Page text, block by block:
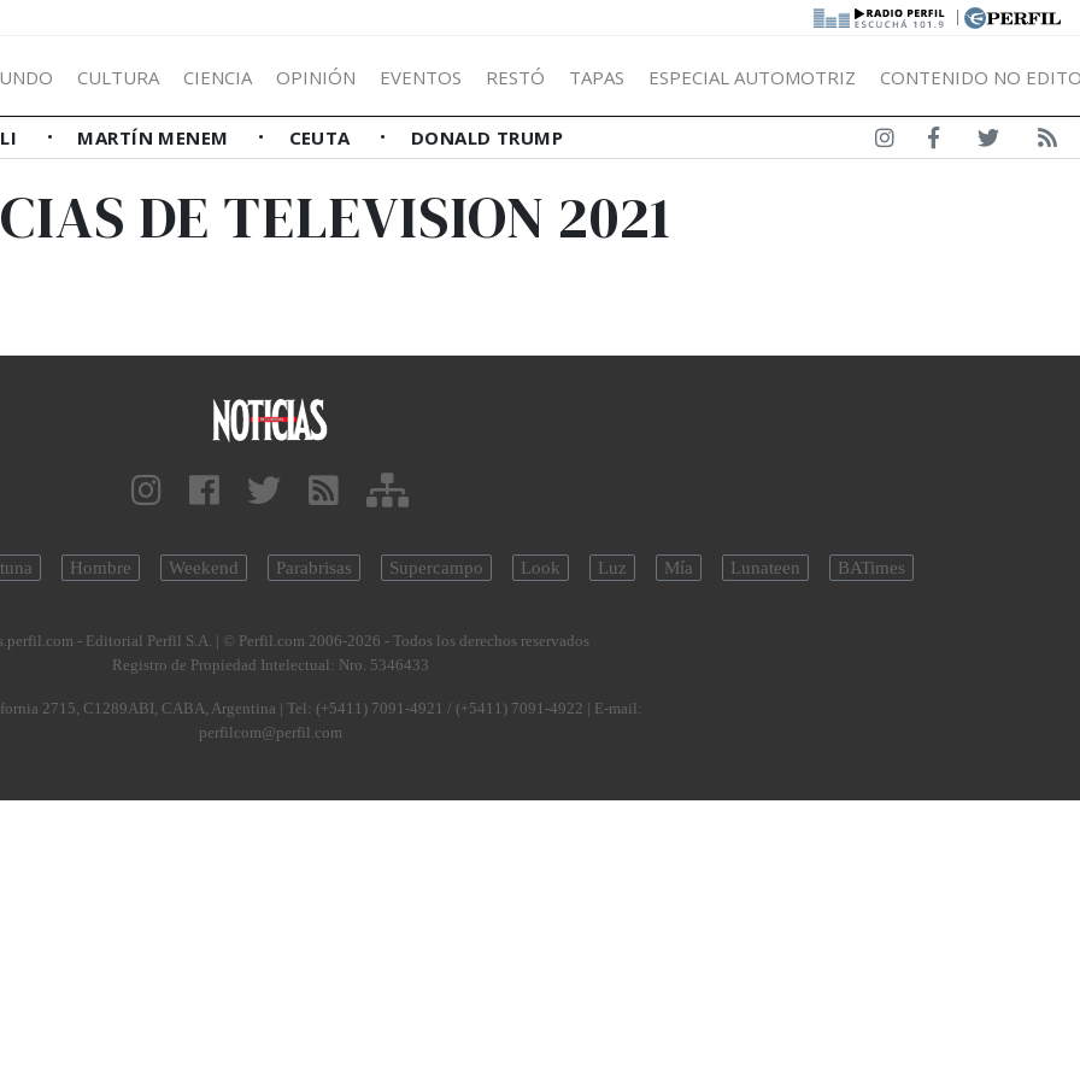
|
CULTURA CIENCIA OPINIÓN EVENTOS RESTÓ TAPAS ESPECIAL AUTOMOTRIZ CONTENIDO NO
MARTÍN MENEM CEUTA DONALD TRUMP
DE TELEVISION 2021
Hombre Weekend Parabrisas Supercampo Look Luz Mía Lunateen BATimes
- Editorial Perfil S.A. | © Perfil.com 2006-2026 - Todos los derechos reservados
Registro de Propiedad Intelectual: Nro. 5346433
2715, C1289ABI, CABA, Argentina | Tel: (+5411) 7091-4921 / (+5411) 7091-4922 | E-mail:
perfilcom@perfil.com